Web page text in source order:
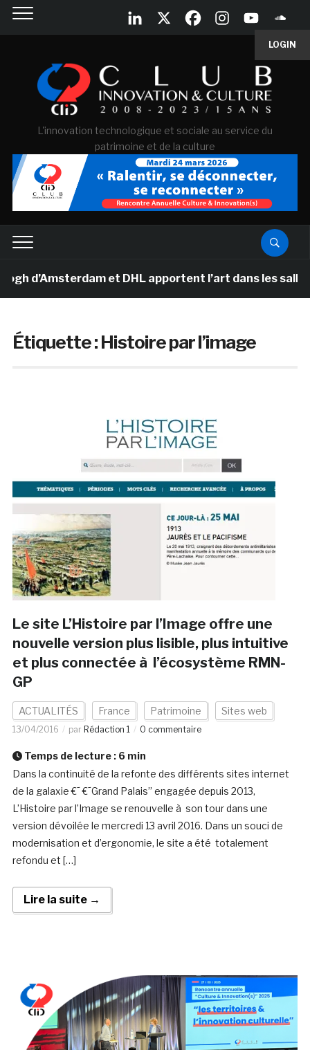
LOGIN
L'innovation technologique et sociale au service du
patrimoine et de la culture
d’Amsterdam et DHL apportent l’art dans les salles
Étiquette :Histoire par l’image
Le site L’Histoire par l’Image offre une
nouvelle version plus lisible, plus intuitive
et plus connectée à l’écosystème RMN-
GP
ACTUALITÉS France Patrimoine Sites web
13/04/2016 par Rédaction 1 0 commentaire
Temps de lecture : 6 min
Dans la continuité de la refonte des différents sites internet
de la galaxie €˜ €˜Grand Palais’’ engagée depuis 2013,
L’Histoire par l’Image se renouvelle à son tour dans une
version dévoilée le mercredi 13 avril 2016. Dans un souci de
modernisation et d’ergonomie, le site a été totalement
refondu et […]
Lire la suite →